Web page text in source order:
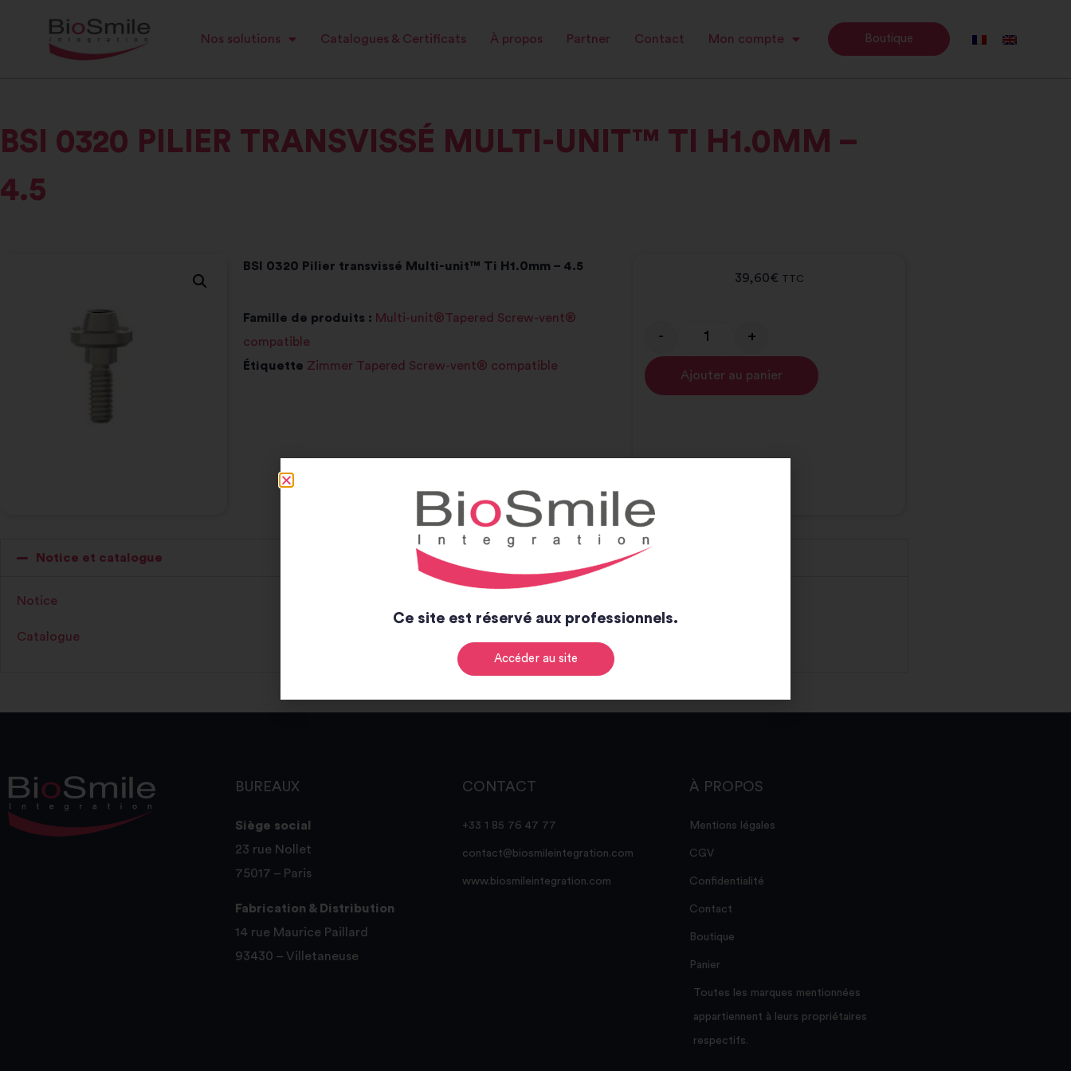
Nos solutions Catalogues & Certificats À propos Partner Contact Mon compte Boutique
BSI 0320 PILIER TRANSVISSÉ MULTI-UNIT™ TI H1.0MM –
4.5
BSI 0320 Pilier transvissé Multi-unit™ Ti H1.0mm – 4.5
Famille de produits : Multi-unit®Tapered Screw-vent®
compatible
Étiquette Zimmer Tapered Screw-vent® compatible
39,60€ TTC
- +
Ajouter au panier
Notice et catalogue
Notice
Catalogue
BUREAUX
Siège social
23 rue Nollet
75017 – Paris
Fabrication & Distribution
14 rue Maurice Paillard
93430 – Villetaneuse
CONTACT
+33 1 85 76 47 77
contact@biosmileintegration.com
www.biosmileintegration.com
À PROPOS
Mentions légales
CGV
Confidentialité
Contact
Boutique
Panier
Toutes les marques mentionnées
appartiennent à leurs propriétaires
respectifs.
Ce site est réservé aux professionnels.
Accéder au site